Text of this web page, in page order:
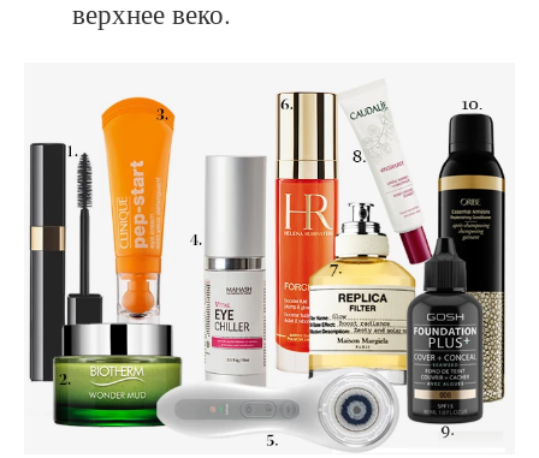
верхнее веко.